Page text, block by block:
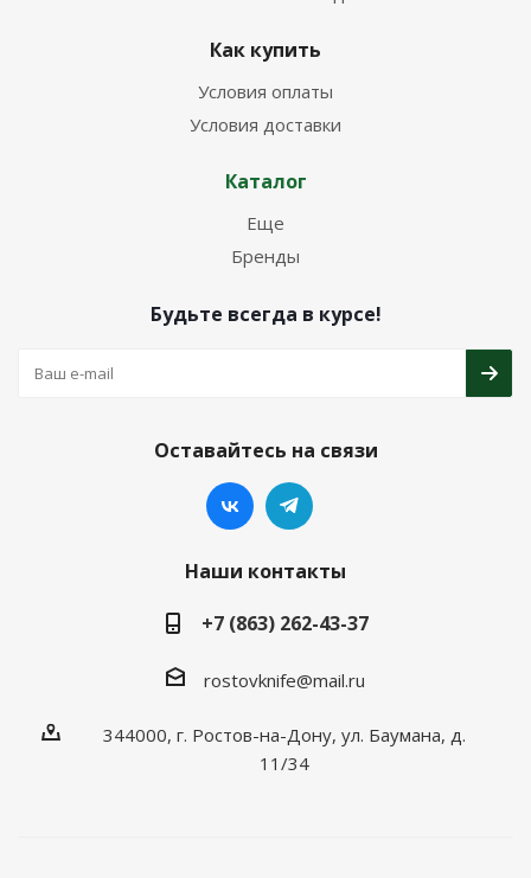
Как купить
Условия оплаты
Условия доставки
Каталог
Еще
Бренды
Будьте всегда в курсе!
Оставайтесь на связи
Наши контакты
+7 (863) 262-43-37
rostovknife@mail.ru
344000, г. Ростов-на-Дону, ул. Баумана, д.
11/34